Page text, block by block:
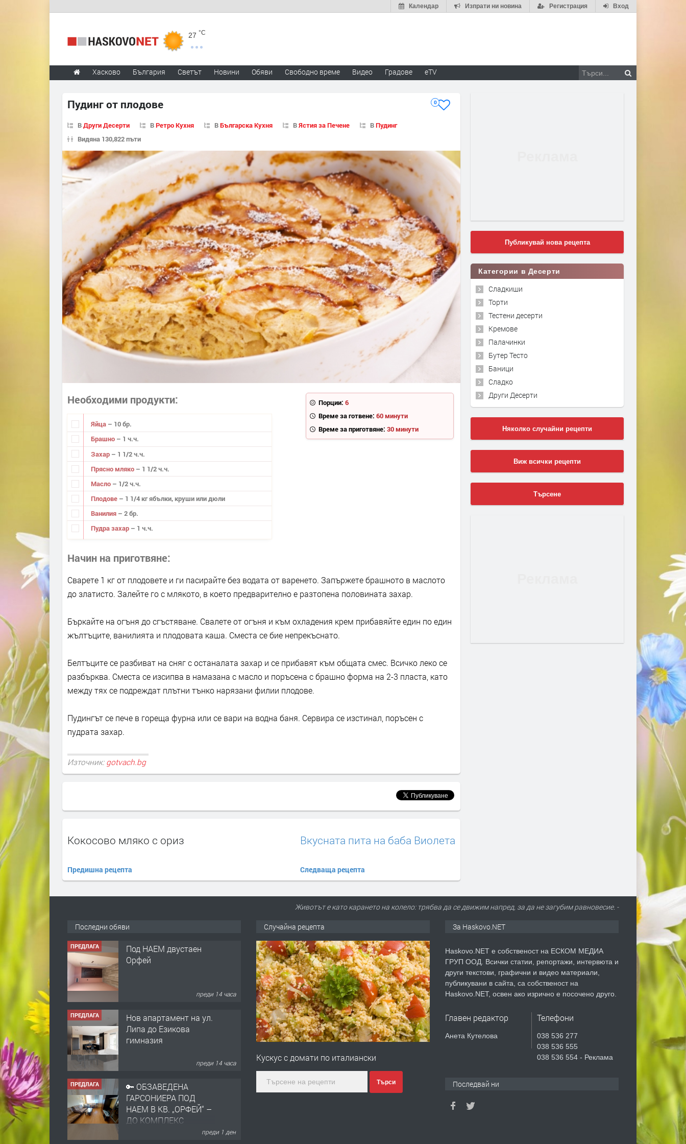
Вход
Регистрация
Изпрати ни новина
Календар
27 °C
Хасково България Светът Новини Обяви Свободно време Видео Градове eTV
Пудинг от плодове 0
ВДруги Десерти ВРетро Кухня ВБългарска Кухня ВЯстия за Печене ВПудинг
Видяна 130,822 пъти
Порции: 6
Време за готвене: 60 минути
Време за приготвяне: 30 минути
Необходими продукти
Яйца – 10 бр.
Брашно – 1 ч.ч.
Захар – 1 1/2 ч.ч.
Прясно мляко – 1 1/2 ч.ч.
Масло – 1/2 ч.ч.
Плодове – 1 1/4 кг ябълки, круши или дюли
Ванилия – 2 бр.
Пудра захар – 1 ч.ч.
Начин на приготвяне
Сварете 1 кг от плодовете и ги пасирайте без водата от варенето. Запържете брашното в маслото
до златисто. Залейте го с млякото, в което предварително е разтопена половината захар.
Бъркайте на огъня до сгъстяване. Свалете от огъня и към охладения крем прибавяйте един по един
жълтъците, ванилията и плодовата каша. Сместа се бие непрекъснато.
Белтъците се разбиват на сняг с останалата захар и се прибавят към общата смес. Всичко леко се
разбърква. Сместа се изсипва в намазана с масло и поръсена с брашно форма на 2-3 пласта, като
между тях се подреждат плътни тънко нарязани филии плодове.
Пудингът се пече в гореща фурна или се вари на водна баня. Сервира се изстинал, поръсен с
пудрата захар.
Източник: gotvach.bg
Кокосово мляко с ориз
Предишна рецепта
Вкусната пита на баба Виолета
Следваща рецепта
Публикувай нова рецепта
Категории в Десерти
Сладкиши
Торти
Тестени десерти
Кремове
Палачинки
Бутер Тесто
Баници
Сладко
Други Десерти
Няколко случайни рецепти
Виж всички рецепти
Търсене
Животът е като карането на колело: трябва да се движим напред, за да не загубим равновесие. -
Последни обяви
ПРЕДЛАГА
Под НАЕМ двустаен
Орфей
преди 14 часа
ПРЕДЛАГА
Нов апартамент на ул.
Липа до Езикова
гимназия
преди 14 часа
ПРЕДЛАГА
🔑 ОБЗАВЕДЕНА
ГАРСОНИЕРА ПОД
НАЕМ В КВ. „ОРФЕЙ“ –
ДО КОМПЛЕКС
преди 1 ден
Случайна рецепта
Кускус с домати по италиански
Търси
За Haskovo.NET
Haskovo.NET е собственост на ЕСКОМ МЕДИА
ГРУП ООД. Всички статии, репортажи, интервюта и
други текстови, графични и видео материали,
публикувани в сайта, са собственост на
Haskovo.NET, освен ако изрично е посочено друго.
Главен редактор
Анета Кутелова
Телефони
038 536 277
038 536 555
038 536 554 - Реклама
Последвай ни